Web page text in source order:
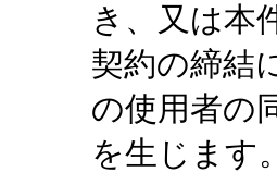
き、又は本
契約の締結
の使用者の
を生じます